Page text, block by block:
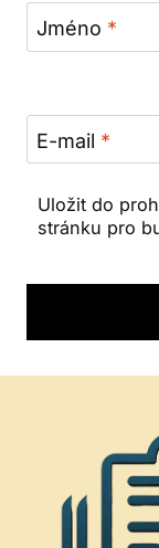
Jméno *
E-mail *
Uložit do
stránku pro